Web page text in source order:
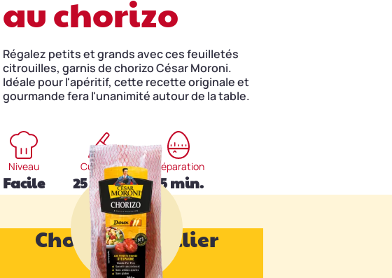
au chorizo
Régalez petits et grands avec ces feuilletés
citrouilles, garnis de chorizo César Moroni.
Idéale pour l'apéritif, cette recette originale et
gourmande fera l'unanimité autour de la table.
Niveau
Facile
Cuisson
25 min.
Préparation
15 min.
Chorizo en collier
doux